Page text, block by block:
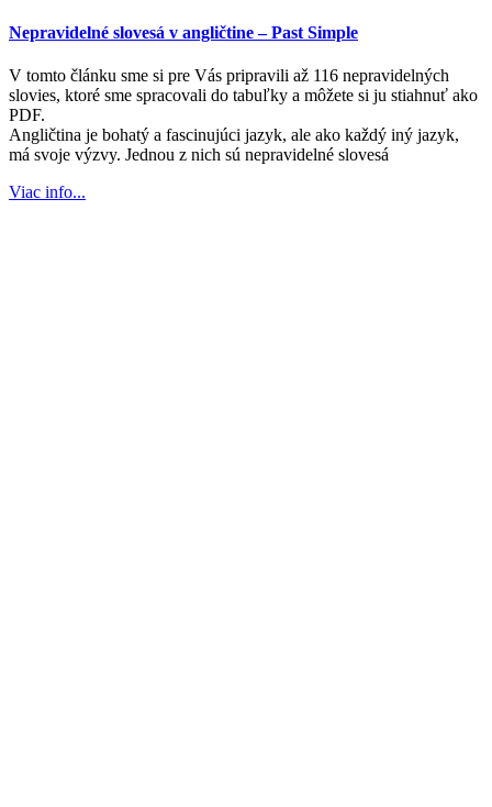
Nepravidelné slovesá v angličtine – Past Simple
V tomto článku sme si pre Vás pripravili až 116 nepravidelných
slovies, ktoré sme spracovali do tabuľky a môžete si ju stiahnuť ako
PDF.
Angličtina je bohatý a fascinujúci jazyk, ale ako každý iný jazyk,
má svoje výzvy. Jednou z nich sú nepravidelné slovesá
Viac info...